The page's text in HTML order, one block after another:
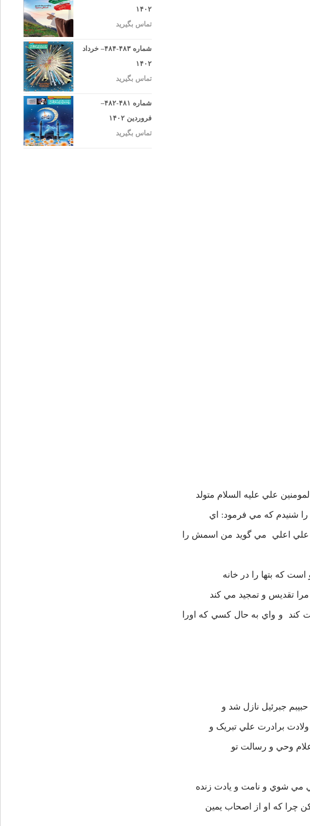
علي عليه السلام متولد
شنيدم که مي فرمود: اي
علي اعلي مي گويد من اسمش را
که بتها را در خانه
تقديس و تمجيد مي کند
کند و واي به حال کسي که اورا
جبرئيل نازل شد و
برادرت علي تبريک و
وحي و رسالت تو
مي شوي و نامت و يادت زنده
چرا که او از اصحاب يمين
۱۴۰۲
تماس بگیرید
شماره ۴۸۳-۴۸۴– خرداد
۱۴۰۲
تماس بگیرید
شماره ۴۸۱-۴۸۲–
فروردین ۱۴۰۲
تماس بگیرید